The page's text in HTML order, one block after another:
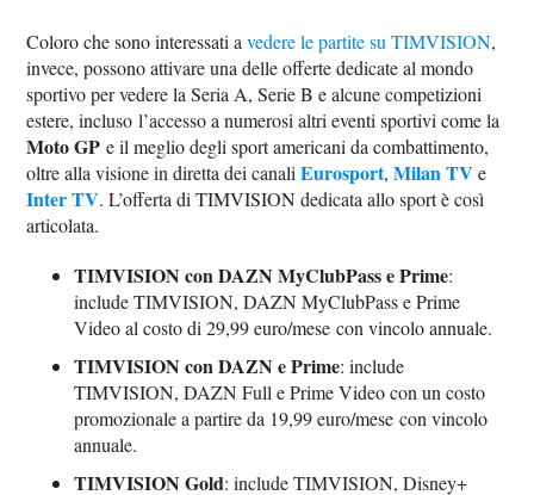
Coloro che sono interessati avedere le partite su TIMVISION,
invece, possono attivare una delle offerte dedicate al mondo
sportivo per vedere la Seria A, Serie B e alcune competizioni
estere, incluso l’accesso a numerosi altri eventi sportivi come la
Moto GP e il meglio degli sport americani da combattimento,
oltre alla visione in diretta dei canaliEurosport,Milan TVe
Inter TV. L’offerta di TIMVISION dedicata allo sport è così
articolata.
TIMVISION con DAZN MyClubPass e Prime:
include TIMVISION, DAZN MyClubPass e Prime
Video al costo di 29,99 euro/mese con vincolo annuale.
TIMVISION con DAZN e Prime: include
TIMVISION, DAZN Full e Prime Video con un costo
promozionale a partire da 19,99 euro/mese con vincolo
annuale.
TIMVISION Gold: include TIMVISION, Disney+